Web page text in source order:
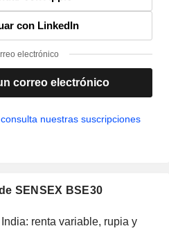
con LinkedIn
electrónico
correo electrónico
consulta nuestras suscripciones
SENSEX BSE30
renta variable, rupia y